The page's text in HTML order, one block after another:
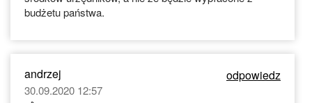
budżetu państwa.
andrzej odpowiedz
30.09.2020 12:57